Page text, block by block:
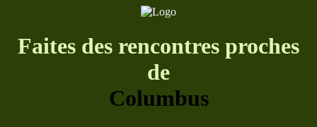
Faites des rencontres proches
de
Columbus